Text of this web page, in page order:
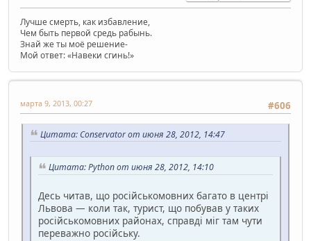
Лучше смерть, как избавление,
Чем быть первой средь рабынь.
Знай же ты моё решение-
Мой ответ: «Навеки сгинь!»
#606
марта 9, 2013, 00:27
Цитата: Conservator от июня 28, 2012, 14:47
Цитата: Python от июня 28, 2012, 14:10
Десь читав, що російськомовних багато в центрі
Львова — коли так, турист, що побував у таких
російськомовних районах, справді міг там чути
переважно російську.